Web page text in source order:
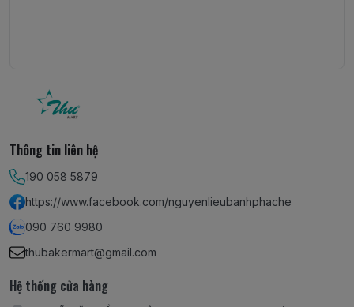
Thông tin liên hệ
190 058 5879
https://www.facebook.com/nguyenlieubanhphache
090 760 9980
thubakermart@gmail.com
Hệ thống cửa hàng